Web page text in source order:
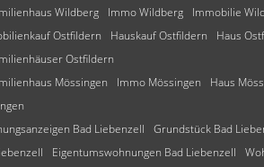
Wildberg
Immo Wildberg Immobilie
Ostfildern
Hauskauf Ostfildern Haus
Ostfildern
Mössingen
Immo Mössingen Haus
Bad Liebenzell
Grundstück Bad
Eigentumswohnungen Bad Liebenzell